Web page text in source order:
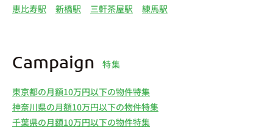
恵比寿駅
新橋駅 三軒茶屋駅 練馬駅
Campaign 特集
東京都の月額10万円以下の物件特集
神奈川県の月額10万円以下の物件特集
千葉県の月額10万円以下の物件特集